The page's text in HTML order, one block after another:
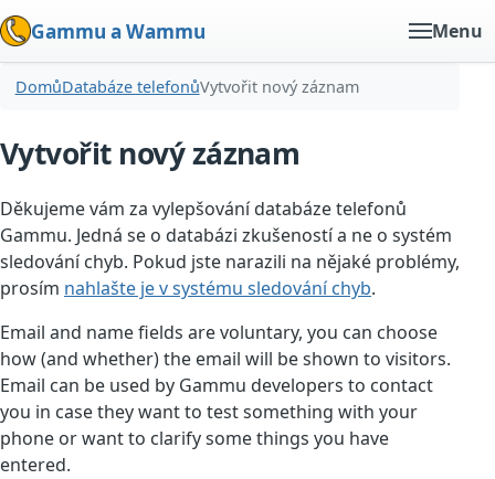
Gammu a Wammu Menu
DomůDatabáze telefonůVytvořit nový záznam
Vytvořit nový záznam
Děkujeme vám za vylepšování databáze telefonů
Gammu. Jedná se o databázi zkušeností a ne o systém
sledování chyb. Pokud jste narazili na nějaké problémy,
prosím nahlašte je v systému sledování chyb.
Email and name fields are voluntary, you can choose
how (and whether) the email will be shown to visitors.
Email can be used by Gammu developers to contact
you in case they want to test something with your
phone or want to clarify some things you have
entered.